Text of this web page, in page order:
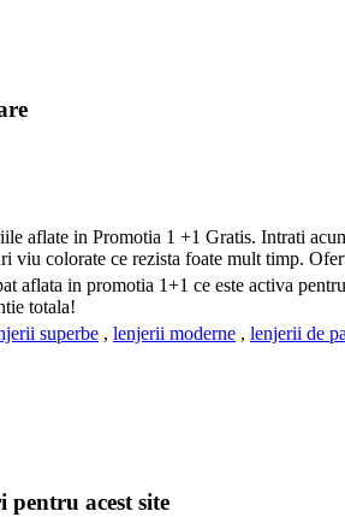
aflate in Promotia 1 +1 Gratis. Intrati
viu colorate ce rezista foate mult timp.
aflata in promotia 1+1 ce este activa
totala!
superbe , lenjerii moderne , lenjerii de
acest site